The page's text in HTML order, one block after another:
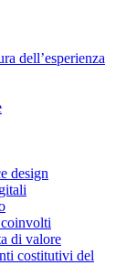
dell’esperienza
design
di valore
costitutivi del